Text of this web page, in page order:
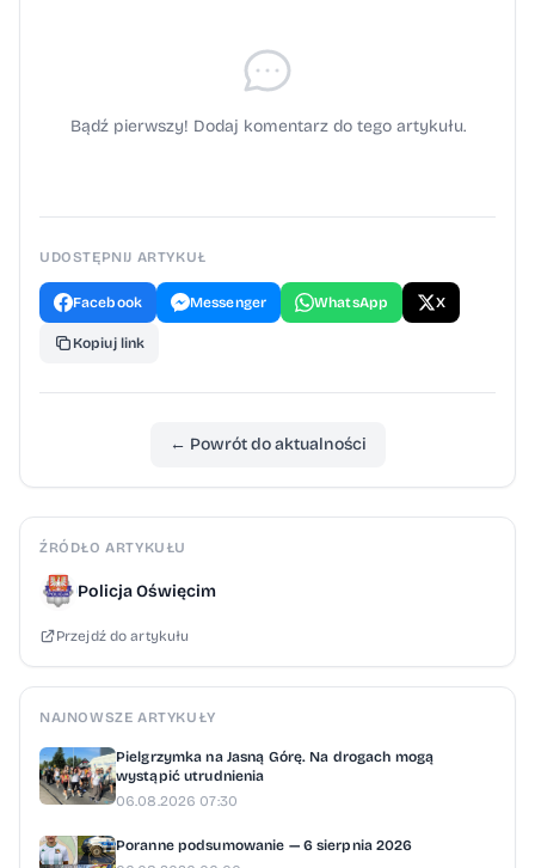
Bądź pierwszy! Dodaj komentarz do tego artykułu.
UDOSTĘPNIJ ARTYKUŁ
Facebook Messenger WhatsApp X
Kopiuj link
← Powrót do aktualności
ŹRÓDŁO ARTYKUŁU
Policja Oświęcim
Przejdź do artykułu
NAJNOWSZE ARTYKUŁY
Pielgrzymka na Jasną Górę. Na drogach mogą
wystąpić utrudnienia
06.08.2026 07:30
Poranne podsumowanie — 6 sierpnia 2026